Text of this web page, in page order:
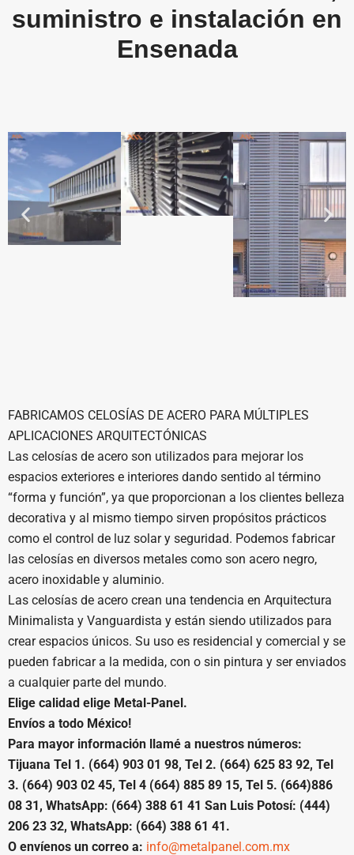
suministro e instalación en
Ensenada
FABRICAMOS CELOSÍAS DE ACERO PARA MÚLTIPLES
APLICACIONES ARQUITECTÓNICAS
Las celosías de acero son utilizados para mejorar los
espacios exteriores e interiores dando sentido al término
“forma y función”, ya que proporcionan a los clientes belleza
decorativa y al mismo tiempo sirven propósitos prácticos
como el control de luz solar y seguridad. Podemos fabricar
las celosías en diversos metales como son acero negro,
acero inoxidable y aluminio.
Las celosías de acero crean una tendencia en Arquitectura
Minimalista y Vanguardista y están siendo utilizados para
crear espacios únicos. Su uso es residencial y comercial y se
pueden fabricar a la medida, con o sin pintura y ser enviados
a cualquier parte del mundo.
Elige calidad elige Metal-Panel.
Envíos a todo México!
Para mayor información llamé a nuestros números:
Tijuana Tel 1. (664) 903 01 98, Tel 2. (664) 625 83 92, Tel
3. (664) 903 02 45, Tel 4 (664) 885 89 15, Tel 5. (664)886
08 31, WhatsApp: (664) 388 61 41 San Luis Potosí: (444)
206 23 32, WhatsApp: (664) 388 61 41.
O envíenos un correo a: info@metalpanel.com.mx